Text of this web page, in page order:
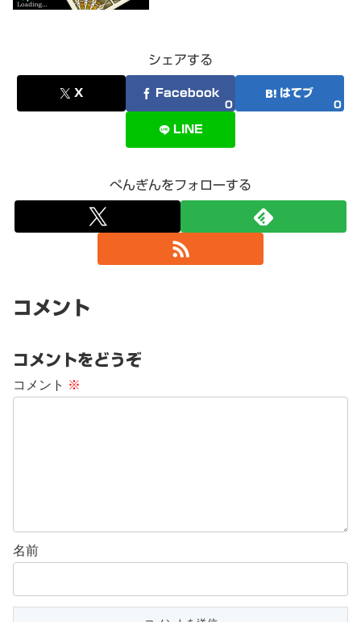
シェアする
X Facebook
0
はてブ
0
LINE
ぺんぎんをフォローする
コメント
コメントをどうぞ
コメント ※
名前